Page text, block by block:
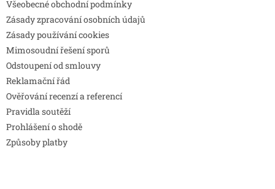
Všeobecné obchodní podmínky
Zásady zpracování osobních údajů
Zásady používání cookies
Mimosoudní řešení sporů
Odstoupení od smlouvy
Reklamační řád
Ověřování recenzí a referencí
Pravidla soutěží
Prohlášení o shodě
Způsoby platby